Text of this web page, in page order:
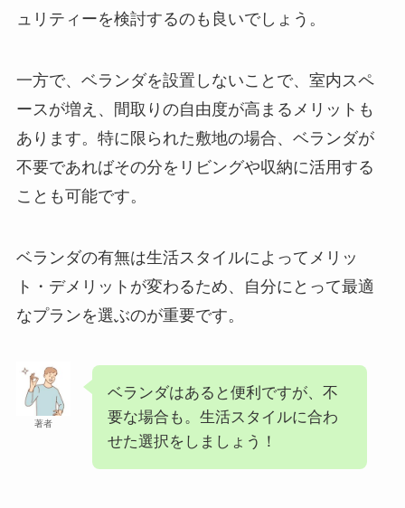
ュリティーを検討するのも良いでしょう。
一方で、ベランダを設置しないことで、室内スペ
ースが増え、間取りの自由度が高まるメリットも
あります。特に限られた敷地の場合、ベランダが
不要であればその分をリビングや収納に活用する
ことも可能です。
ベランダの有無は生活スタイルによってメリッ
ト・デメリットが変わるため、自分にとって最適
なプランを選ぶのが重要です。
著者
ベランダはあると便利ですが、不
要な場合も。生活スタイルに合わ
せた選択をしましょう！